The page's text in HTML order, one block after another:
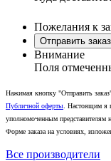
Пожелания к
Отправить заказ
Внимание
Поля
Нажимая кнопку "Отправить
Публичной оферты . Настоящим
уполномоченным представителям
Форме заказа на условиях,
Все производители